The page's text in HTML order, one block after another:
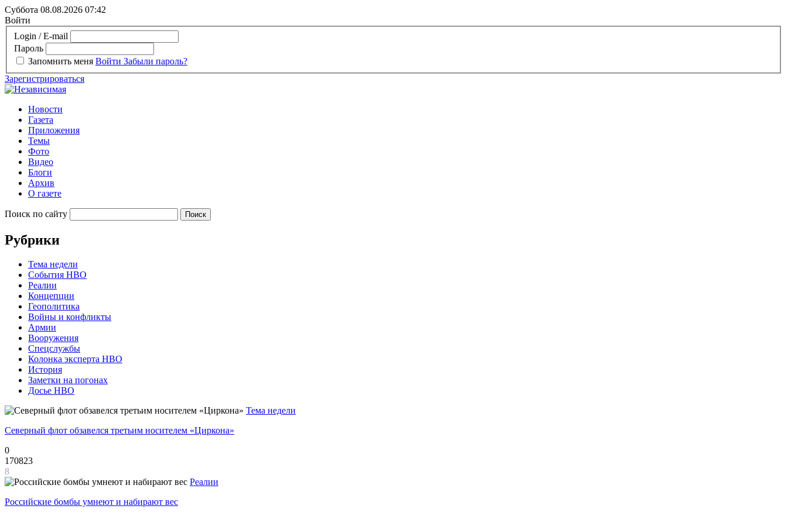
Суббота 08.08.2026 07:42
Войти
Login / E-mail
Пароль
Запомнить меня Войти Забыли пароль?
Зарегистрироваться
Новости
Газета
Приложения
Темы
Фото
Видео
Блоги
Архив
О газете
Поиск по сайту
Рубрики
Тема недели
События НВО
Реалии
Концепции
Геополитика
Войны и конфликты
Армии
Вооружения
Спецслужбы
Колонка эксперта НВО
История
Заметки на погонах
Досье НВО
Тема недели
Северный флот обзавелся третьим носителем «Циркона»
0
170823
8
Реалии
Российские бомбы умнеют и набирают вес